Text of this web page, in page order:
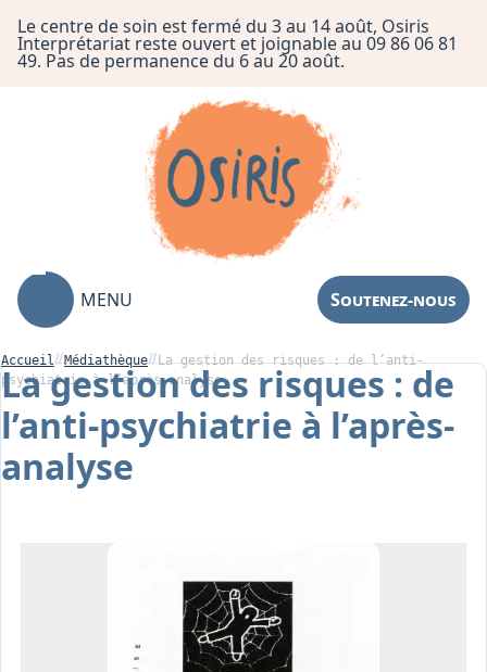
Le centre de soin est fermé du 3 au 14 août, Osiris
Interprétariat reste ouvert et joignable au 09 86 06 81
49. Pas de permanence du 6 au 20 août.
MENU Soutenez-nous
Association
Centre de Soin
Accueil Médiathèque
La gestion des risques : de l’anti-
psychiatrie à l’après-analyse
La gestion des risques : de
l’anti-psychiatrie à l’après-
analyse